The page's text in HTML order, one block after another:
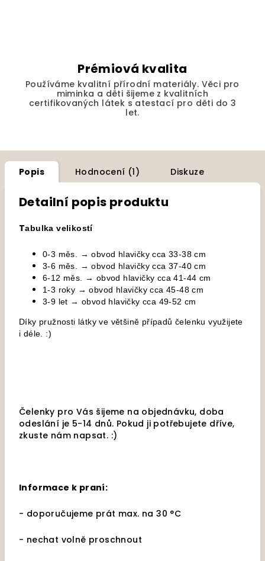
Prémiová kvalita
Používáme kvalitní přírodní materiály. Věci pro
miminka a děti šijeme z kvalitních
certifikovaných látek s atestací pro děti do 3
let.
Popis Hodnocení (1) Diskuze
Detailní popis produktu
Tabulka velikostí
0-3 měs. → obvod hlavičky cca 33-38 cm
3-6 měs. → obvod hlavičky cca 37-40 cm
6-12 měs. → obvod hlavičky cca 41-44 cm
1-3 roky → obvod hlavičky cca 45-48 cm
3-9 let → obvod hlavičky cca 49-52 cm
Díky pružnosti látky ve většině případů čelenku využijete
i déle. :)
Čelenky pro Vás šijeme na objednávku, doba
odeslání je 5-14 dnů. Pokud ji potřebujete dříve,
zkuste nám napsat. :)
Informace k praní:
- doporučujeme prát max. na 30 °C
- nechat volně proschnout